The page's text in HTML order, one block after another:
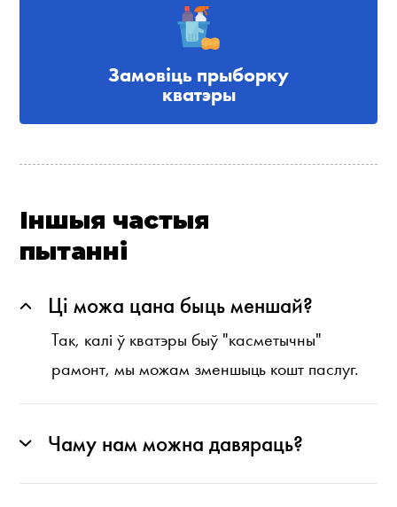
Замовіць прыборку
кватэры
Іншыя частыя
пытанні
Ці можа цана быць меншай?
Так, калі ў кватэры быў "касметычны"
рамонт, мы можам зменшыць кошт паслуг.
Чаму нам можна давяраць?